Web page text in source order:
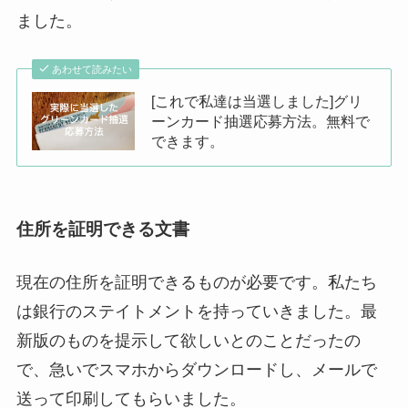
ました。
あわせて読みたい
[これで私達は当選しました]グリ
ーンカード抽選応募方法。無料で
できます。
住所を証明できる文書
現在の住所を証明できるものが必要です。私たち
は銀行のステイトメントを持っていきました。最
新版のものを提示して欲しいとのことだったの
で、急いでスマホからダウンロードし、メールで
送って印刷してもらいました。